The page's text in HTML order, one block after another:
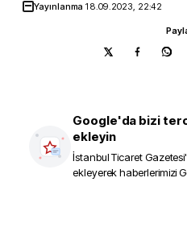
Yayınlanma 18.09.2023, 22:42
Google'da bizi
ekleyin
İstanbul Ticaret Gazetesi
ekleyerek haberlerimizi